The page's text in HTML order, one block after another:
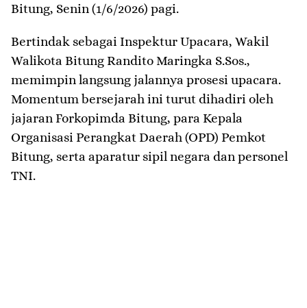
Bitung, Senin (1/6/2026) pagi.
​Bertindak sebagai Inspektur Upacara, Wakil
Walikota Bitung Randito Maringka S.Sos.,
memimpin langsung jalannya prosesi upacara.
Momentum bersejarah ini turut dihadiri oleh
jajaran Forkopimda Bitung, para Kepala
Organisasi Perangkat Daerah (OPD) Pemkot
Bitung, serta aparatur sipil negara dan personel
TNI.